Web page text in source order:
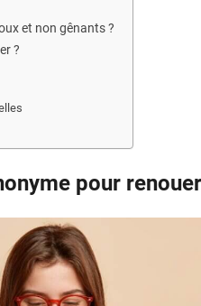
et non gênants ?
?
pour